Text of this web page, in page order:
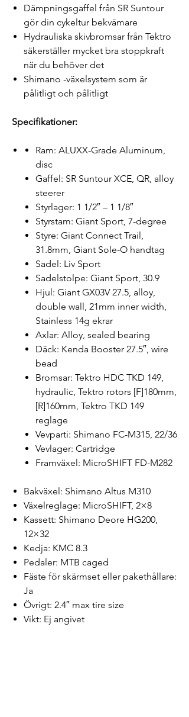
Dämpningsgaffel från SR Suntour
gör din cykeltur bekvämare
Hydrauliska skivbromsar från Tektro
säkerställer mycket bra stoppkraft
när du behöver det
Shimano -växelsystem som är
pålitligt och pålitligt
Specifikationer:
Ram: ALUXX-Grade Aluminum,
disc
Gaffel: SR Suntour XCE, QR, alloy
steerer
Styrlager: 1 1/2″ – 1 1/8″
Styrstam: Giant Sport, 7-degree
Styre: Giant Connect Trail,
31.8mm, Giant Sole-O handtag
Sadel: Liv Sport
Sadelstolpe: Giant Sport, 30.9
Hjul: Giant GX03V 27.5, alloy,
double wall, 21mm inner width,
Stainless 14g ekrar
Axlar: Alloy, sealed bearing
Däck: Kenda Booster 27.5″, wire
bead
Bromsar: Tektro HDC TKD 149,
hydraulic, Tektro rotors [F]180mm,
[R]160mm, Tektro TKD 149
reglage
Vevparti: Shimano FC-M315, 22/36
Vevlager: Cartridge
Framväxel: MicroSHIFT FD-M282
Bakväxel: Shimano Altus M310
Växelreglage: MicroSHIFT, 2×8
Kassett: Shimano Deore HG200,
12×32
Kedja: KMC 8.3
Pedaler: MTB caged
Fäste för skärmset eller pakethållare:
Ja
Övrigt: 2.4″ max tire size
Vikt: Ej angivet